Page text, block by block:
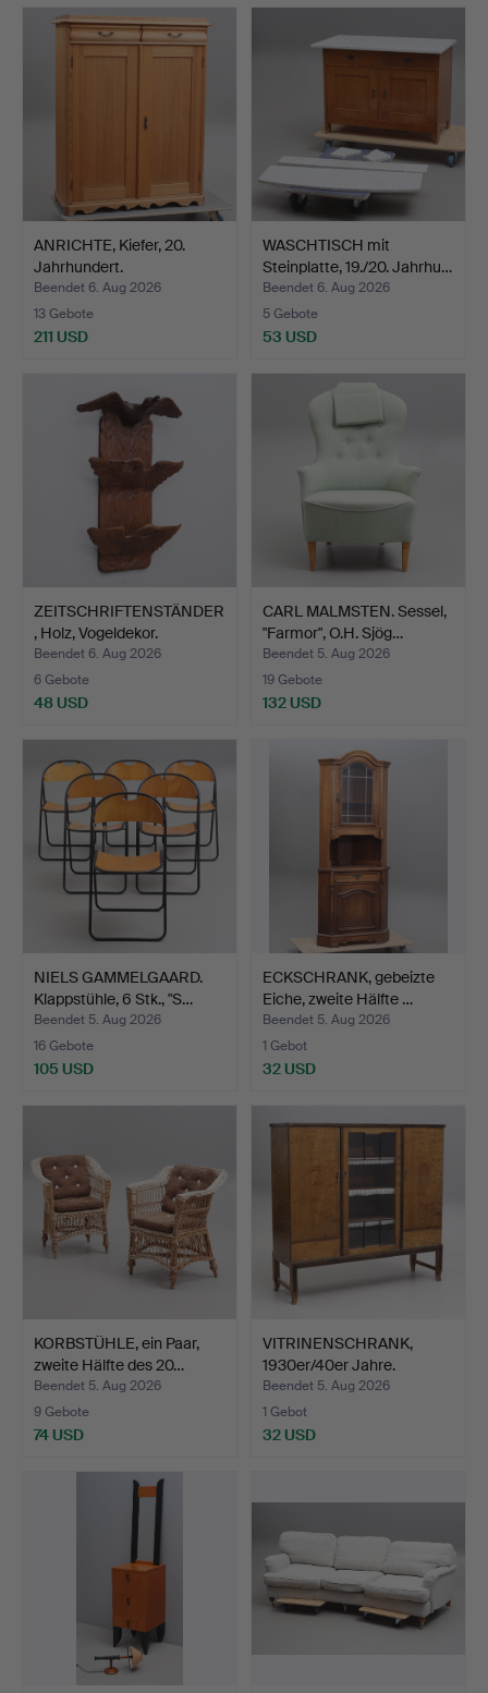
ANRICHTE, Kiefer, 20.
Jahrhundert.
Beendet 6. Aug 2026
13 Gebote
211 USD
WASCHTISCH mit
Steinplatte, 19./20. Jahrhu…
Beendet 6. Aug 2026
5 Gebote
53 USD
ZEITSCHRIFTENSTÄNDER
, Holz, Vogeldekor.
Beendet 6. Aug 2026
6 Gebote
48 USD
CARL MALMSTEN. Sessel,
"Farmor", O.H. Sjög…
Beendet 5. Aug 2026
19 Gebote
132 USD
NIELS GAMMELGAARD.
Klappstühle, 6 Stk., "S…
Beendet 5. Aug 2026
16 Gebote
105 USD
ECKSCHRANK, gebeizte
Eiche, zweite Hälfte …
Beendet 5. Aug 2026
1 Gebot
32 USD
KORBSTÜHLE, ein Paar,
zweite Hälfte des 20…
Beendet 5. Aug 2026
9 Gebote
74 USD
VITRINENSCHRANK,
1930er/40er Jahre.
Beendet 5. Aug 2026
1 Gebot
32 USD